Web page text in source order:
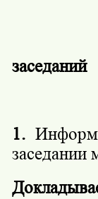
заседаний
1.
заседании